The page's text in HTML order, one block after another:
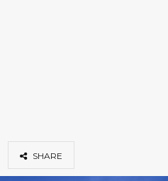
SHARE